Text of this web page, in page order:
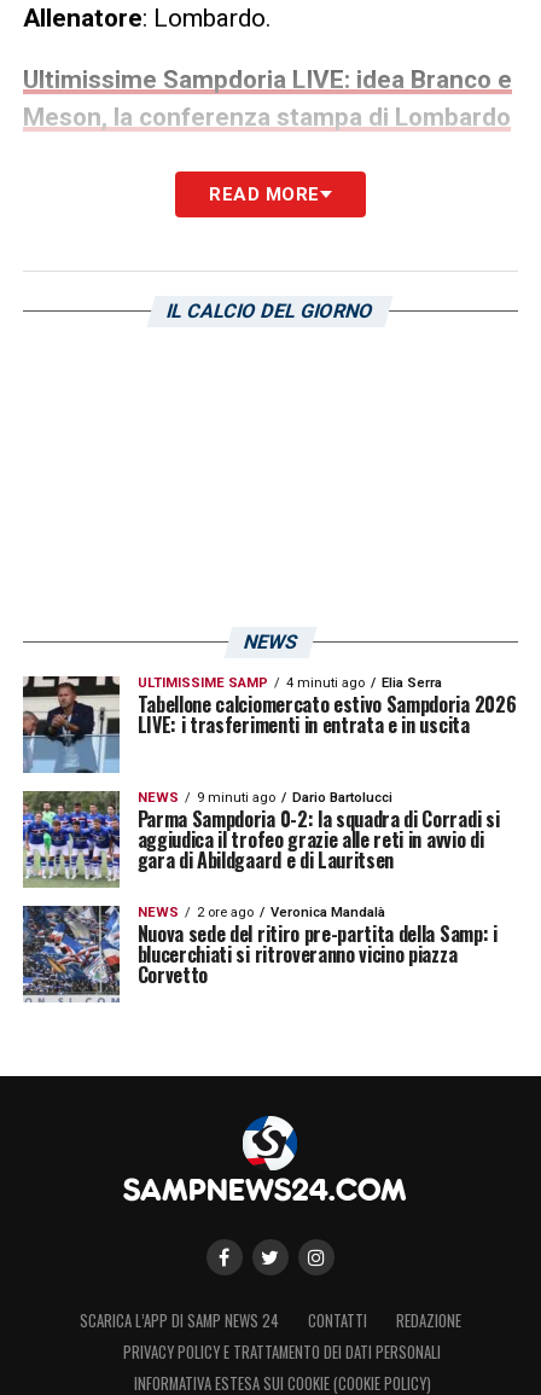
Allenatore: Lombardo.
Ultimissime Sampdoria LIVE: idea Branco e
Meson, la conferenza stampa di Lombardo
LA PLAYLIST DELLE NOSTRE TOP NEWS
READ MORE
IL CALCIO DEL GIORNO
NEWS
ULTIMISSIME SAMP 4 minuti ago Elia Serra
Tabellone calciomercato estivo Sampdoria 2026
LIVE: i trasferimenti in entrata e in uscita
NEWS 9 minuti ago Dario Bartolucci
Parma Sampdoria 0-2: la squadra di Corradi si
aggiudica il trofeo grazie alle reti in avvio di
gara di Abildgaard e di Lauritsen
NEWS 2 ore ago Veronica Mandalà
Nuova sede del ritiro pre-partita della Samp: i
blucerchiati si ritroveranno vicino piazza
Corvetto
SCARICA L’APP DI SAMP NEWS 24 CONTATTI
REDAZIONE
PRIVACY POLICY E TRATTAMENTO DEI DATI PERSONALI
INFORMATIVA ESTESA SUI COOKIE (COOKIE POLICY)